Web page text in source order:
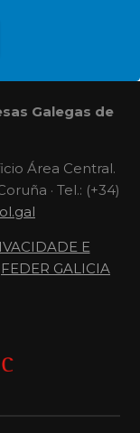
Galegas de
Área Central.
· Tel.: (+34)
E
FEDER GALICIA